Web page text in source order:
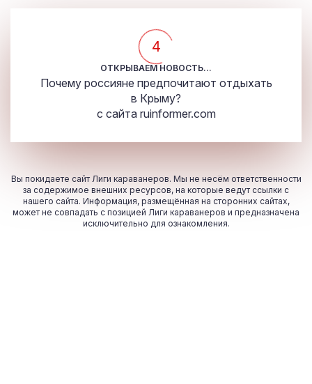
4
ОТКРЫВАЕМ НОВОСТЬ...
Почему россияне предпочитают отдыхать
в Крыму?
с сайта ruinformer.com
Вы покидаете сайт Лиги караванеров. Мы не несём ответственности
за содержимое внешних ресурсов, на которые ведут ссылки с
нашего сайта. Информация, размещённая на сторонних сайтах,
может не совпадать с позицией Лиги караванеров и предназначена
исключительно для ознакомления.